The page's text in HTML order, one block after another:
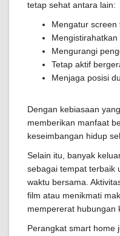
tetap sehat antara lain:
Mengatur screen
Mengurangi
Tetap aktif
Menjaga posisi
Dengan kebiasaan
memberikan manfaat
keseimbangan hidup
Selain itu, banyak
sebagai tempat terbaik
waktu bersama.
film atau menikmati
mempererat hubungan
Perangkat smart home